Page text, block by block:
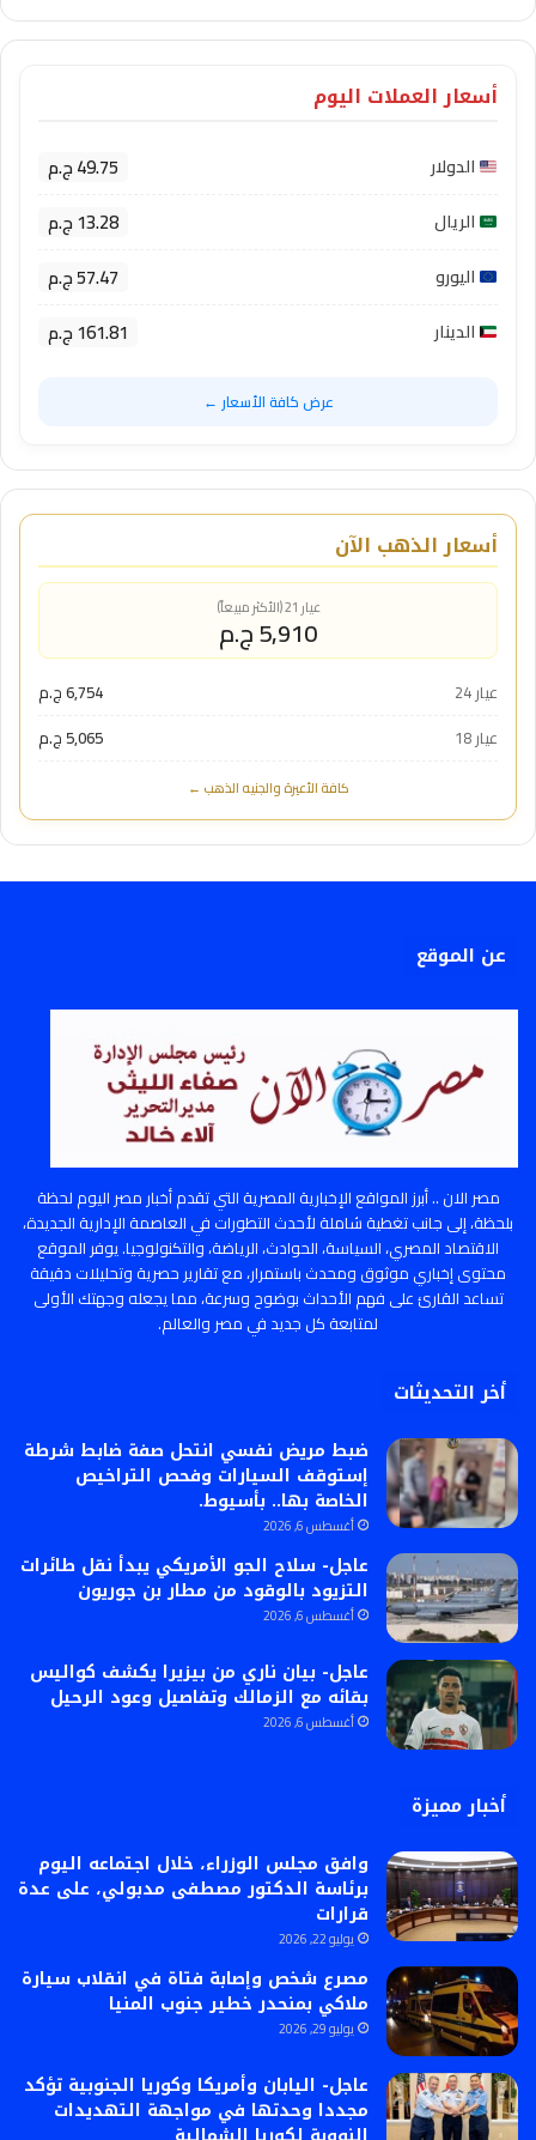
أسعار العملات اليوم
الدولار 49.75 ج.م
الريال 13.28 ج.م
اليورو 57.47 ج.م
الدينار 161.81 ج.م
عرض كافة الأسعار ←
أسعار الذهب الآن
عيار 21 (الأكثر مبيعاً)
5,910 ج.م
عيار 24
6,754 ج.م
عيار 18
5,065 ج.م
كافة الأعيرة والجنيه الذهب ←
عن الموقع
مصر الان .. أبرز المواقع الإخبارية المصرية التي تقدم أخبار مصر اليوم لحظة
بلحظة، إلى جانب تغطية شاملة لأحدث التطورات في العاصمة الإدارية الجديدة،
الاقتصاد المصري، السياسة، الحوادث، الرياضة، والتكنولوجيا. يوفر الموقع
محتوى إخباري موثوق ومحدث باستمرار، مع تقارير حصرية وتحليلات دقيقة
تساعد القارئ على فهم الأحداث بوضوح وسرعة، مما يجعله وجهتك الأولى
لمتابعة كل جديد في مصر والعالم.
أخر التحديثات
ضبط مريض نفسي انتحل صفة ضابط شرطة
إستوقف السيارات وفحص التراخيص
الخاصة بها.. بأسيوط.
أغسطس 6, 2026
عاجل- سلاح الجو الأمريكي يبدأ نقل طائرات
التزيود بالوقود من مطار بن جوريون
أغسطس 6, 2026
عاجل- بيان ناري من بيزيرا يكشف كواليس
بقائه مع الزمالك وتفاصيل وعود الرحيل
أغسطس 6, 2026
أخبار مميزة
وافق مجلس الوزراء، خلال اجتماعه اليوم
برئاسة الدكتور مصطفى مدبولي، على عدة
قرارات
يوليو 22, 2026
مصرع شخص وإصابة فتاة في انقلاب سيارة
ملاكي بمنحدر خطير جنوب المنيا
يوليو 29, 2026
عاجل- اليابان وأمريكا وكوريا الجنوبية تؤكد
مجددا وحدتها في مواجهة التهديدات